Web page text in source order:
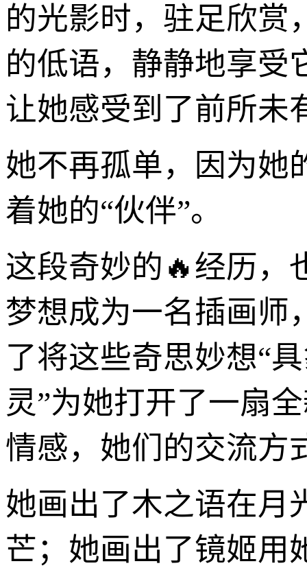
的光影时，驻足欣赏
的低语，静静地享受
让她感受到了前所未
她不再孤单，因为她
着她的“伙伴”。
这段奇妙的🔥经历，
梦想成为一名插画师
了将这些奇思妙想“
灵”为她打开了一扇
情感，她们的交流方
她画出了木之语在月
芒；她画出了镜姬用